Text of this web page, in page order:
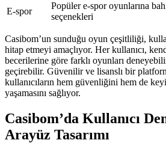
E-spor
Popüler e-spor oyunlarına
seçenekleri
Casibom’un sunduğu oyun çeşitliliği,
hitap etmeyi amaçlıyor. Her kullanıcı,
becerilerine göre farklı oyunları
geçirebilir. Güvenilir ve lisanslı bir
kullanıcıların hem güvenliğini hem de
yaşamasını sağlıyor.
Casibom’da Kullanıcı
Arayüz Tasarımı